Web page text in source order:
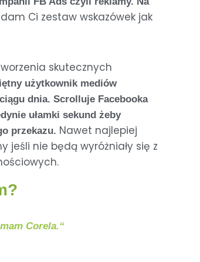
Ci zestaw wskazówek jak
skutecznych
użytkownik mediów
dnia. Scrolluje Facebooka
ułamki sekund żeby
przekazu. Nawet najlepiej
nie będą wyróżniały się z
Corela.“